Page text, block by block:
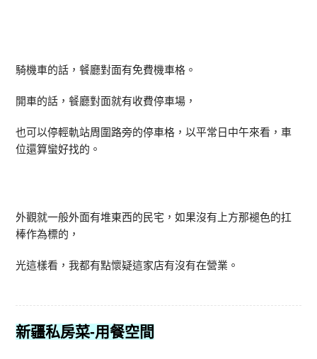
騎機車的話，餐廳對面有免費機車格。
開車的話，餐廳對面就有收費停車場，
也可以停輕軌站周圍路旁的停車格，以平常日中午來看，車
位還算蠻好找的。
外觀就一般外面有堆東西的民宅，如果沒有上方那褪色的扛
棒作為標的，
光這樣看，我都有點懷疑這家店有沒有在營業。
新疆私房菜-用餐空間